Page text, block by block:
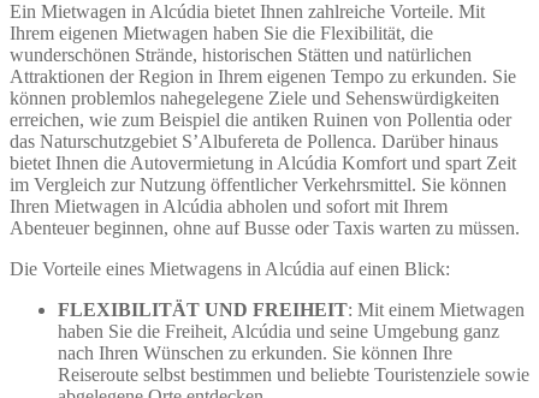
Ein Mietwagen in Alcúdia bietet Ihnen zahlreiche Vorteile. Mit
Ihrem eigenen Mietwagen haben Sie die Flexibilität, die
wunderschönen Strände, historischen Stätten und natürlichen
Attraktionen der Region in Ihrem eigenen Tempo zu erkunden. Sie
können problemlos nahegelegene Ziele und Sehenswürdigkeiten
erreichen, wie zum Beispiel die antiken Ruinen von Pollentia oder
das Naturschutzgebiet S’Albufereta de Pollenca. Darüber hinaus
bietet Ihnen die Autovermietung in Alcúdia Komfort und spart Zeit
im Vergleich zur Nutzung öffentlicher Verkehrsmittel. Sie können
Ihren Mietwagen in Alcúdia abholen und sofort mit Ihrem
Abenteuer beginnen, ohne auf Busse oder Taxis warten zu müssen.
Die Vorteile eines Mietwagens in Alcúdia auf einen Blick:
FLEXIBILITÄT UND FREIHEIT: Mit einem Mietwagen
haben Sie die Freiheit, Alcúdia und seine Umgebung ganz
nach Ihren Wünschen zu erkunden. Sie können Ihre
Reiseroute selbst bestimmen und beliebte Touristenziele sowie